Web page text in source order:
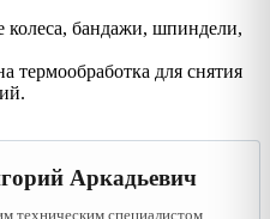
колеса, бандажи, шпиндели,
термообработка для снятия
Аркадьевич
техническим специалистом